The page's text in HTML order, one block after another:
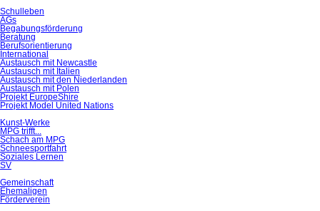
Schulleben
AGs
Begabungsförderung
Beratung
Berufsorientierung
International
Austausch mit Newcastle
Austausch mit Italien
Austausch mit den Niederlanden
Austausch mit Polen
Projekt EuropeShire
Projekt Model United Nations
Kunst-Werke
MPG trifft...
Schach am MPG
Schneesportfahrt
Soziales Lernen
SV
Gemeinschaft
Ehemaligen
Förderverein